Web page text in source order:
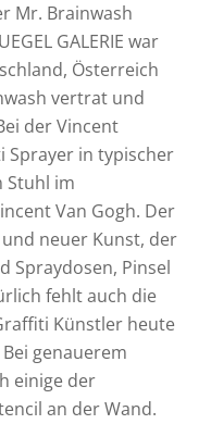
Mr. Brainwash
GALERIE war
Österreich
vertrat und
der Vincent
Sprayer in typischer
Stuhl im
Van Gogh. Der
neuer Kunst, der
Spraydosen, Pinsel
fehlt auch die
Künstler heute
genauerem
einige der
an der Wand.